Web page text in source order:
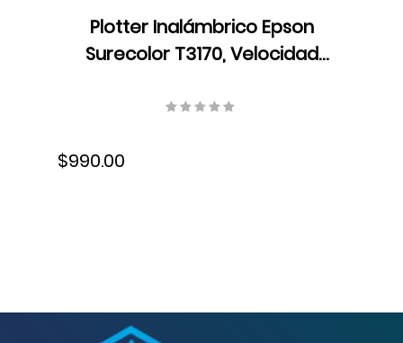
Plotter Inalámbrico Epson
Surecolor T3170, Velocidad
Resolución 2400 x 1200 dpi,
$990.00